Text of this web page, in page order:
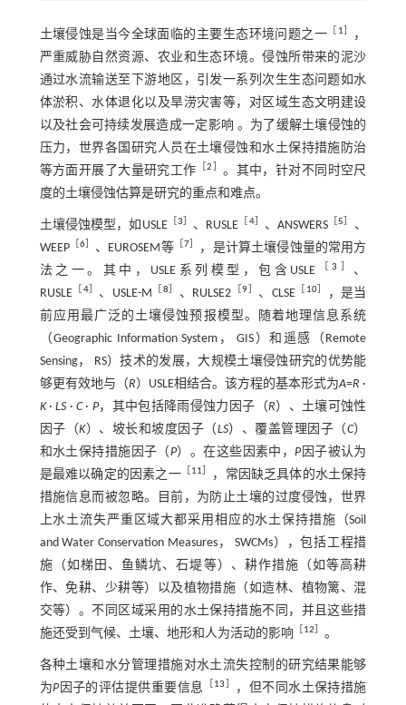
土壤侵蚀是当今全球面临的主要生态环境问题之一 1
，
严重威胁自然资源、农业和生态环境。侵蚀所带来的泥沙
通过水流输送至下游地区，引发一系列次生生态问题如水
体淤积、水体退化以及旱涝灾害等，对区域生态文明建设
以及社会可持续发展造成一定影响 。为了缓解土壤侵蚀的
压力，世界各国研究人员在土壤侵蚀和水土保持措施防治
等方面开展了大量研究工作 ［2
。其中，针对不同时空尺
度的土壤侵蚀估算是研究的重点和难点。
土壤侵蚀模型，如USLE［ 3 、RUSLE 4］ 、ANSWERS［5
、
WEEP［ 6］ 、EUROSEM等［7
，是计算土壤侵蚀量的常用方
法之一。其中，USLE系列模型，包含USLE ［3
、
RUSLE［ 4］ 、USLE-M 8 、RULSE2 ［9 、CLSE［ 10］
，是当
前应用最广泛的土壤侵蚀预报模型。随着地理信息系统
（Geographic Information System， GIS）和遥感（Remote
Sensing， RS）技术的发展，大规模土壤侵蚀研究的优势能
够更有效地与（R）USLE相结合。该方程的基本形式为A=R ·
K·LS ·C· P，其中包括降雨侵蚀力因子（R）、土壤可蚀性
因子（K）、坡长和坡度因子（LS）、覆盖管理因子（C）
和水土保持措施因子（P）。在这些因素中，P因子被认为
是最难以确定的因素之一［ 11
，常因缺乏具体的水土保持
措施信息而被忽略。目前，为防止土壤的过度侵蚀，世界
上水土流失严重区域大都采用相应的水土保持措施（Soil
and Water Conservation Measures， SWCMs），包括工程措
施（如梯田、鱼鳞坑、石堤等）、耕作措施（如等高耕
作、免耕、少耕等）以及植物措施（如造林、植物篱、混
交等）。不同区域采用的水土保持措施不同，并且这些措
施还受到气候、土壤、地形和人为活动的影响
12 。
各种土壤和水分管理措施对水土流失控制的研究结果能够
为P因子的评估提供重要信息 13
，但不同水土保持措施